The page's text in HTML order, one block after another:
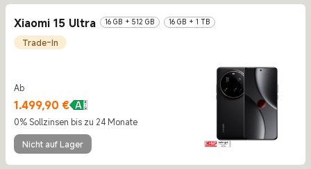
Xiaomi 15 Ultra 16 GB + 512 GB 16 GB + 1 TB
Trade-In
Ab
1.499,90 €
Current Price €1499.9
0% Sollzinsen bis zu 24 Monate
Nicht auf Lager